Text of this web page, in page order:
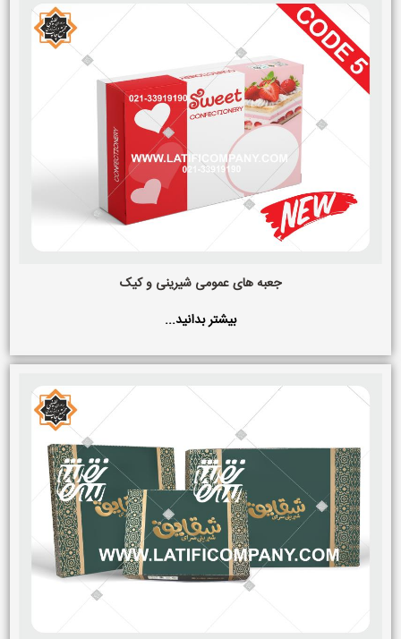
جعبه های عمومی شیرینی و کیک
بیشتر بدانید...